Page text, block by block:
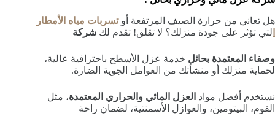
هل تعاني من حرارة الصيف المرتفعة أو تسربات مياه الأمطار
لتي تؤثر على جودة منزلك؟ لا تقلق! تقدم لك شركة
وصفاء المعتمدة بحائل خدمة عزل الأسطح باحترافية عالية،
لحماية منزلك أو منشأتك من العوامل الجوية الضارة.
نستخدم أفضل مواد العزل المائي والحراري المعتمدة، مثل
الفوم، البيتومين، والعوازل الأسمنتية، لضمان راحة